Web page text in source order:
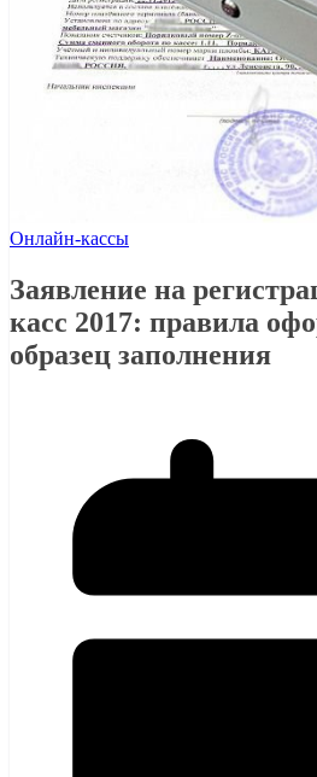
Онлайн-кассы
Заявление на
касс 2017: правила
образец заполнения